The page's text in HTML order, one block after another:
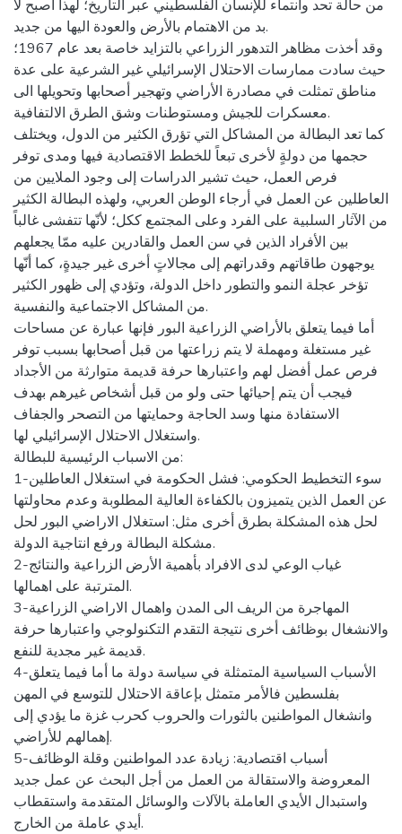
من حالة تحد وانتماء للإنسان الفلسطيني عبر التاريخ؛ لهذا أصبح لا
بد من الاهتمام بالأرض والعودة اليها من جديد.
وقد أخذت مظاهر التدهور الزراعي بالتزايد خاصة بعد عام 1967؛
حيث سادت ممارسات الاحتلال الإسرائيلي غير الشرعية على عدة
مناطق تمثلت في مصادرة الأراضي وتهجير أصحابها وتحويلها الى
معسكرات للجيش ومستوطنات وشق الطرق الالتفافية.
كما تعد البطالة من المشاكل التي تؤرق الكثير من الدول، ويختلف
حجمها من دولةٍ لأخرى تبعاً للخطط الاقتصادية فيها ومدى توفر
فرص العمل، حيث تشير الدراسات إلى وجود الملايين من
العاطلين عن العمل في أرجاء الوطن العربي، ولهذه البطالة الكثير
من الآثار السلبية على الفرد وعلى المجتمع ككل؛ لأنّها تتفشى غالباً
بين الأفراد الذين في سن العمل والقادرين عليه ممّا يجعلهم
يوجهون طاقاتهم وقدراتهم إلى مجالاتٍ أخرى غير جيدةٍ، كما أنّها
تؤخر عجلة النمو والتطور داخل الدولة، وتؤدي إلى ظهور الكثير
من المشاكل الاجتماعية والنفسية.
أما فيما يتعلق بالأراضي الزراعية البور فإنها عبارة عن مساحات
غير مستغلة ومهملة لا يتم زراعتها من قبل أصحابها بسبب توفر
فرص عمل أفضل لهم واعتبارها حرفة قديمة متوارثة من الأجداد
فيجب أن يتم إحيائها حتى ولو من قبل أشخاص غيرهم بهدف
الاستفادة منها وسد الحاجة وحمايتها من التصحر والجفاف
واستغلال الاحتلال الإسرائيلي لها.
من الاسباب الرئيسية للبطالة:
1-سوء التخطيط الحكومي: فشل الحكومة في استغلال العاطلين
عن العمل الذين يتميزون بالكفاءة العالية المطلوبة وعدم محاولتها
لحل هذه المشكلة بطرق أخرى مثل: استغلال الاراضي البور لحل
مشكلة البطالة ورفع انتاجية الدولة.
2-غياب الوعي لدى الافراد بأهمية الأرض الزراعية والنتائج
المترتبة على اهمالها.
3-المهاجرة من الريف الى المدن واهمال الاراضي الزراعية
والانشغال بوظائف أخرى نتيجة التقدم التكنولوجي واعتبارها حرفة
قديمة غير مجدية للنفع.
4-الأسباب السياسية المتمثلة في سياسة دولة ما أما فيما يتعلق
بفلسطين فالأمر متمثل بإعاقة الاحتلال للتوسع في المهن
وانشغال المواطنين بالثورات والحروب كحرب غزة ما يؤدي إلى
إهمالهم للأراضي.
5-أسباب اقتصادية: زيادة عدد المواطنين وقلة الوظائف
المعروضة والاستقالة من العمل من أجل البحث عن عمل جديد
واستبدال الأيدي العاملة بالآلات والوسائل المتقدمة واستقطاب
أيدي عاملة من الخارج.